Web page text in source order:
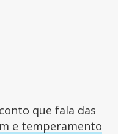
que fala das
e temperamento